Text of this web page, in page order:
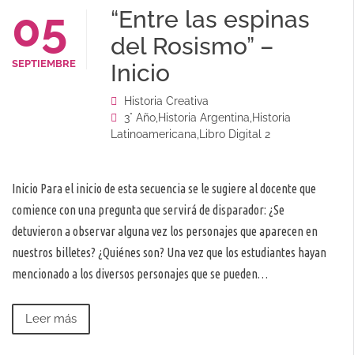
05
SEPTIEMBRE
“Entre las espinas
del Rosismo” –
Inicio
Historia Creativa
3° Año,Historia Argentina,Historia
Latinoamericana,Libro Digital 2
Inicio Para el inicio de esta secuencia se le sugiere al docente que
comience con una pregunta que servirá de disparador: ¿Se
detuvieron a observar alguna vez los personajes que aparecen en
nuestros billetes? ¿Quiénes son? Una vez que los estudiantes hayan
mencionado a los diversos personajes que se pueden…
Leer más